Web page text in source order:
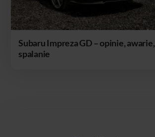
Subaru Impreza GD – opinie, awarie,
spalanie